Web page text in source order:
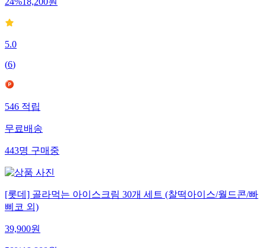
24%18,200원
5.0
(6)
546적립
무료배송
443명구매중
[롯데] 골라먹는 아이스크림 30개 세트 (찰떡아이스/월드콘/빠
삐코 외)
39,900원